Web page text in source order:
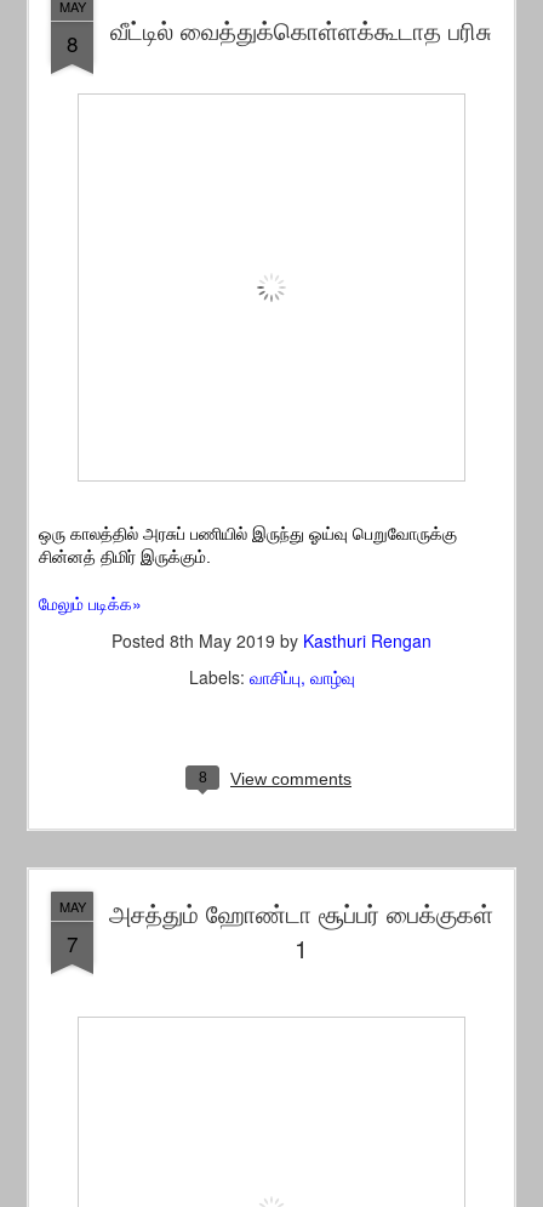
MAY
8 வீட்டில் வைத்துக்கொள்ளக்கூடாத பரிசு
ஒரு காலத்தில் அரசுப் பணியில் இருந்து ஓய்வு பெறுவோருக்கு
சின்னத் திமிர் இருக்கும்.
மேலும் படிக்க»
Posted 8th May 2019 by Kasthuri Rengan
Labels: வாசிப்பு வாழ்வு
8 View comments
MAY
7
அசத்தும் ஹோண்டா சூப்பர் பைக்குகள்
1